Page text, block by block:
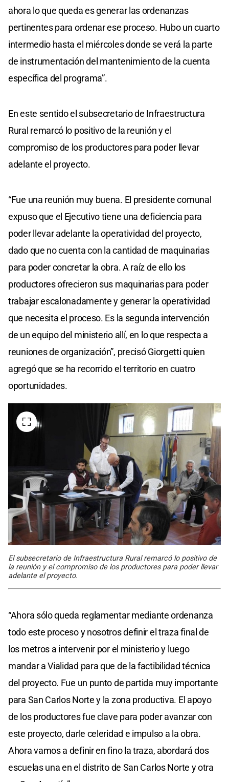
ahora lo que queda es generar las ordenanzas
pertinentes para ordenar ese proceso. Hubo un cuarto
intermedio hasta el miércoles donde se verá la parte
de instrumentación del mantenimiento de la cuenta
específica del programa”.
En este sentido el subsecretario de Infraestructura
Rural remarcó lo positivo de la reunión y el
compromiso de los productores para poder llevar
adelante el proyecto.
“Fue una reunión muy buena. El presidente comunal
expuso que el Ejecutivo tiene una deficiencia para
poder llevar adelante la operatividad del proyecto,
dado que no cuenta con la cantidad de maquinarias
para poder concretar la obra. A raíz de ello los
productores ofrecieron sus maquinarias para poder
trabajar escalonadamente y generar la operatividad
que necesita el proceso. Es la segunda intervención
de un equipo del ministerio allí, en lo que respecta a
reuniones de organización”, precisó Giorgetti quien
agregó que se ha recorrido el territorio en cuatro
oportunidades.
El subsecretario de Infraestructura Rural remarcó lo positivo de
la reunión y el compromiso de los productores para poder llevar
adelante el proyecto.
“Ahora sólo queda reglamentar mediante ordenanza
todo este proceso y nosotros definir el traza final de
los metros a intervenir por el ministerio y luego
mandar a Vialidad para que de la factibilidad técnica
del proyecto. Fue un punto de partida muy importante
para San Carlos Norte y la zona productiva. El apoyo
de los productores fue clave para poder avanzar con
este proyecto, darle celeridad e impulso a la obra.
Ahora vamos a definir en fino la traza, abordará dos
escuelas una en el distrito de San Carlos Norte y otra